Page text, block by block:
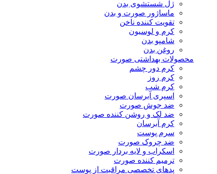
ژل شستشوی بدن
ماساژور صورت و بدن
تقویت کننده ناخن
کرم و لوسیون
شامپو بدن
روغن بدن
محصولات بهداشتی صورت
کرم دور چشم
کرم روز
کرم شب
اسپری آبرسان صورت
ضد جوش صورت
ضد لک و روشن کننده صورت
کرم آبرسان
سرم پوست
ضد چروک صورت
اسکراب و لایه بردار صورت
ترمیم کننده صورت
پدهای تخصصی مراقبت از پوست